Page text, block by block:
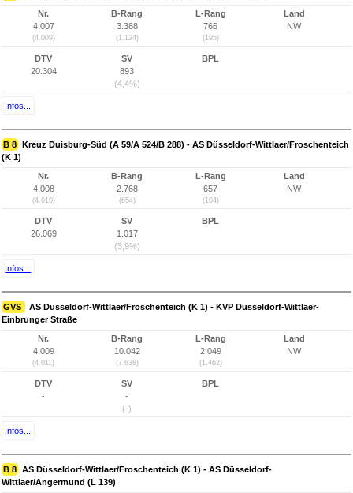
Nr.
4.007
(4.009)
B-Rang
3.388
(1.124)
L-Rang
766
(195)
Land
NW
DTV
20.304
SV
893
(4,4%)
BPL
Infos...
B 8 Kreuz Duisburg-Süd (A 59/A 524/B 288) - AS Düsseldorf-Wittlaer/Froschenteich
(K 1)
Nr.
4.008
(4.010)
B-Rang
2.768
(654)
L-Rang
657
(104)
Land
NW
DTV
26.069
SV
1.017
(3,9%)
BPL
Infos...
GVS
AS Düsseldorf-Wittlaer/Froschenteich (K 1) - KVP Düsseldorf-Wittlaer-
Einbrunger Straße
Nr.
4.009
(4.011)
B-Rang
10.042
(7.638)
L-Rang
2.049
(1.462)
Land
NW
DTV
-
SV
-
(-)
BPL
Infos...
B 8 AS Düsseldorf-Wittlaer/Froschenteich (K 1) - AS Düsseldorf-
Wittlaer/Angermund (L 139)